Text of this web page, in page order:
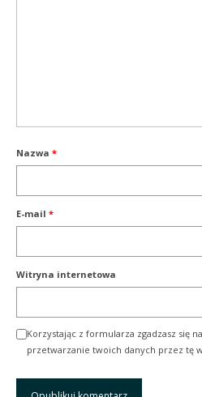
Nazwa *
E-mail *
Witryna internetowa
Korzystając z formularza zgadzasz się
przetwarzanie twoich danych przez tę